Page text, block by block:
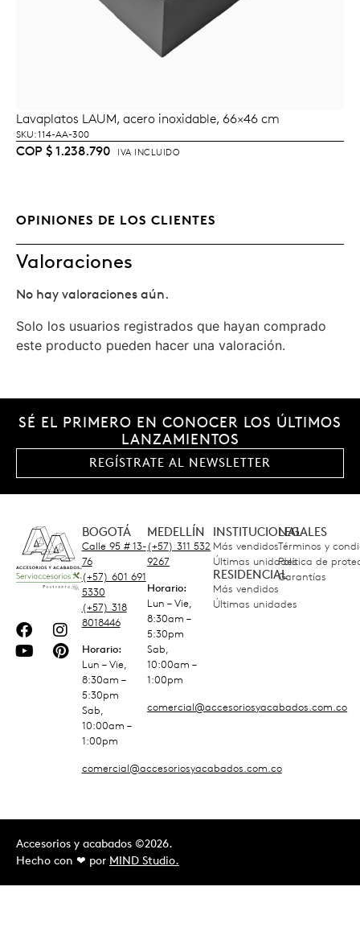
LEER MÁS
Lavaplatos LAUM, acero inoxidable, 66×46 cm
SKU: 114-AA-300
COP $ 1.238.790 IVA INCLUIDO
OPINIONES DE LOS CLIENTES
Valoraciones
No hay valoraciones aún.
Solo los usuarios registrados que hayan comprado
este producto pueden hacer una valoración.
SÉ EL PRIMERO EN CONOCER LOS ÚLTIMOS
LANZAMIENTOS
REGÍSTRATE AL NEWSLETTER
BOGOTÁ
Calle 95 # 13-
76
(+57) 601 691
5330
(+57) 318
8018446
Horario:
Lun – Vie,
8:30am –
5:30pm
Sab,
10:00am –
1:00pm
comercial@accesoriosyacabados.com.co
MEDELLÍN
(+57) 311 532
9267
Horario:
Lun – Vie,
8:30am –
5:30pm
Sab,
10:00am –
1:00pm
comercial@accesoriosyacabados.com.co
INSTITUCIONAL
Más vendidos
Últimas unidades
RESIDENCIAL
Más vendidos
Últimas unidades
LEGALES
Términos y
Política de
Garantías
Accesorios y acabados ©2026.
Hecho con ❤︎ por MIND Studio.